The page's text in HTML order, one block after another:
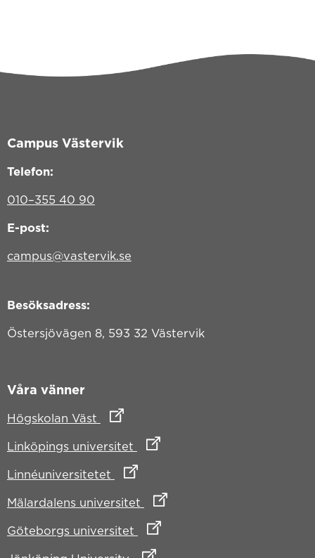
Campus Västervik
Telefon:
010–355 40 90
E-post:
campus@vastervik.se
Besöksadress:
Östersjövägen 8, 593 32 Västervik
Våra vänner
Högskolan Väst Länk till annan webbplats
Linköpings universitet Länk till annan webbplats
Linnéuniversitetet Länk till annan webbplats
Mälardalens universitet Länk till annan webbplats
Göteborgs universitet Länk till annan webbplats